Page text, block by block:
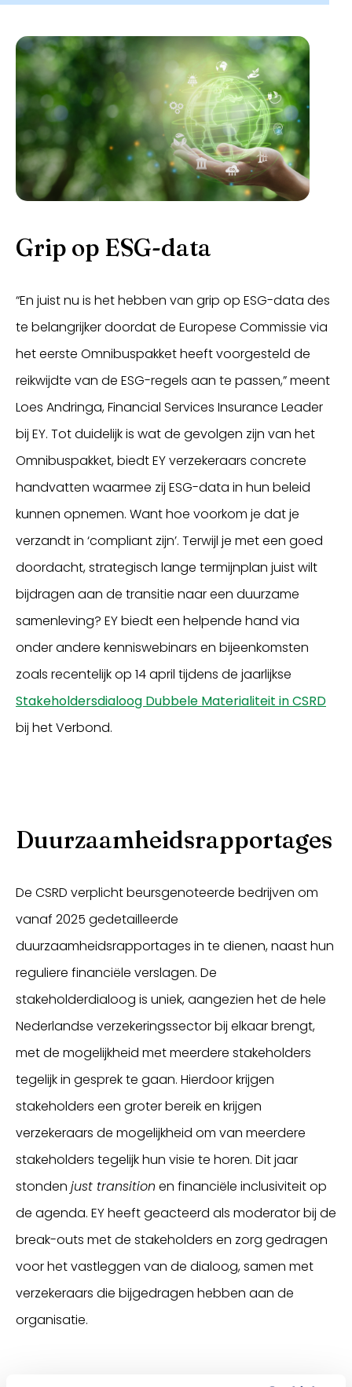
Grip op ESG-data
“En juist nu is het hebben van grip op ESG-data des
te belangrijker doordat de Europese Commissie via
het eerste Omnibuspakket heeft voorgesteld de
reikwijdte van de ESG-regels aan te passen,” meent
Loes Andringa, Financial Services Insurance Leader
bij EY. Tot duidelijk is wat de gevolgen zijn van het
Omnibuspakket, biedt EY verzekeraars concrete
handvatten waarmee zij ESG-data in hun beleid
kunnen opnemen. Want hoe voorkom je dat je
verzandt in ‘compliant zijn’. Terwijl je met een goed
doordacht, strategisch lange termijnplan juist wilt
bijdragen aan de transitie naar een duurzame
samenleving? EY biedt een helpende hand via
onder andere kenniswebinars en bijeenkomsten
zoals recentelijk op 14 april tijdens de jaarlijkse
Stakeholdersdialoog Dubbele Materialiteit in CSRD
bij het Verbond.
Duurzaamheidsrapportages
De CSRD verplicht beursgenoteerde bedrijven om
vanaf 2025 gedetailleerde
duurzaamheidsrapportages in te dienen, naast hun
reguliere financiële verslagen. De
stakeholderdialoog is uniek, aangezien het de hele
Nederlandse verzekeringssector bij elkaar brengt,
met de mogelijkheid met meerdere stakeholders
tegelijk in gesprek te gaan. Hierdoor krijgen
stakeholders een groter bereik en krijgen
verzekeraars de mogelijkheid om van meerdere
stakeholders tegelijk hun visie te horen. Dit jaar
stonden just transition en financiële inclusiviteit op
de agenda. EY heeft geacteerd als moderator bij de
break-outs met de stakeholders en zorg gedragen
voor het vastleggen van de dialoog, samen met
verzekeraars die bijgedragen hebben aan de
organisatie.